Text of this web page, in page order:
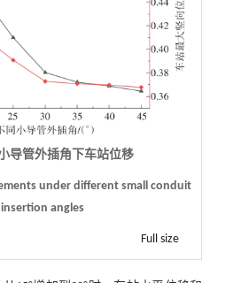
导管外插角下车站位移
under different small conduit
insertion angles
Full size